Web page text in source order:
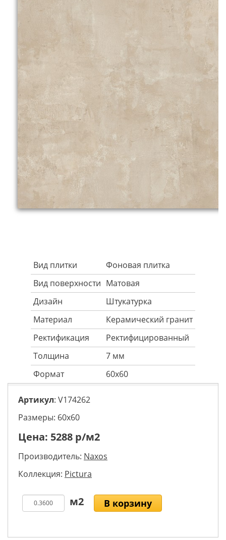
Вид плитки
Фоновая плитка
Вид поверхности Матовая
Дизайн
Штукатурка
Материал
Керамический гранит
Ректификация
Ректифицированный
Толщина
7 мм
Формат
60x60
Артикул: V174262
Размеры: 60х60
Цена: 5288 р/м2
Производитель: Naxos
Коллекция: Pictura
В корзину